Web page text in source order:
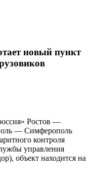
новый пункт
Ростов —
— Симферополь
контроля
управления
объект находится на